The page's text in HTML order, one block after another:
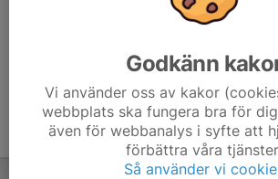
Godkänn
Vi använder oss av kakor
webbplats ska fungera bra för
även för webbanalys i syfte att
förbättra våra
Så använder vi